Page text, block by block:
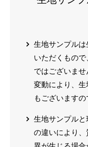
生地サンプル
いただくもの
ではございま
変動により、
もございますの
生地サンプル
の違いにより